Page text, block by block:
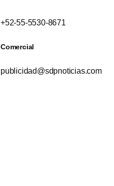
+52-55-5530-8671
Comercial
publicidad@sdpnoticias.com